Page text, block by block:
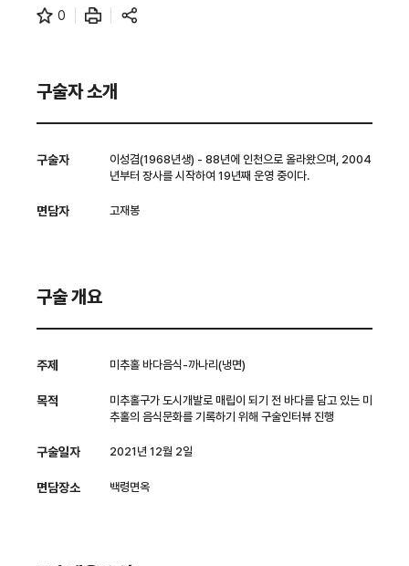
0
구술자 소개
구술자
이성겸(1968년생) - 88년에 인천으로 올라왔으며, 2004
년부터 장사를 시작하여 19년째 운영 중이다.
면담자 고재봉
구술 개요
주제 미추홀 바다음식-까나리(냉면)
목적
미추홀구가 도시개발로 매립이 되기 전 바다를 담고 있는 미
추홀의 음식문화를 기록하기 위해 구술인터뷰 진행
구술일자 2021년 12월 2일
면담장소 백령면옥